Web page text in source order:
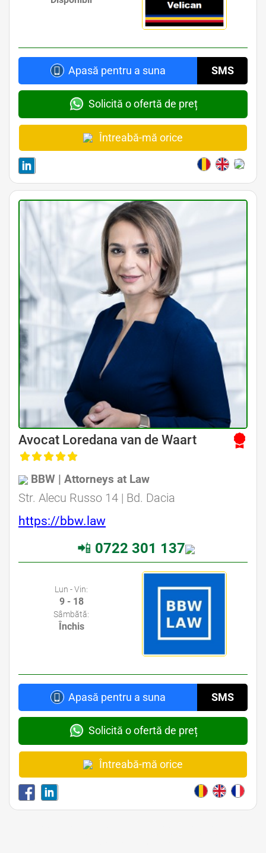
Apasă pentru a suna SMS
Solicită o ofertă de preț
Întreabă-mă orice
Avocat Specializat în Drept Civil • Avocat Specializat în Dreptul Familiei
Avocat Loredana van de Waart
BBW | Attorneys at Law
Avocat Specializat în Drept Civil • Avocat Specializat în Dreptul Familiei
Str. Alecu Russo 14 | Bd. Dacia
https://bbw.law
📲 0722 301 137
Lun - Vin:
9 - 18
Sâmbătă:
Închis
Apasă pentru a suna SMS
Solicită o ofertă de preț
Întreabă-mă orice